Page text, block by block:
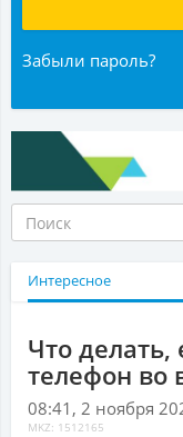
Забыли пароль?
Интересное
Что делать,
телефон во
08:41, 2 ноября
MKZ: 1512165